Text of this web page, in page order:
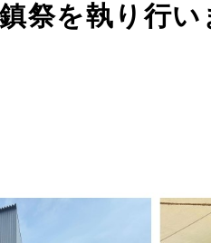
祭を執り行い